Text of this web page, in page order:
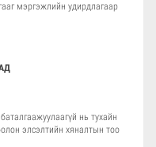
мэргэжлийн удирдлагаар
нь тухайн
элсэлтийн хяналтын тоо